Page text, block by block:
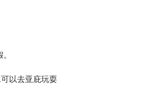
以去亚庇玩耍